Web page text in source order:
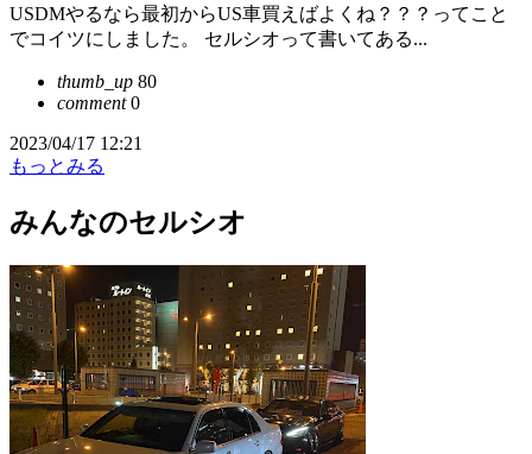
USDMやるなら最初からUS車買えばよくね？？？ってこと
でコイツにしました。 セルシオって書いてある...
thumb_up 80
comment0
2023/04/17 12:21
もっとみる
みんなのセルシオ